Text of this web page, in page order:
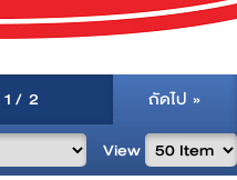
1 / 2
ถัดไป »
View